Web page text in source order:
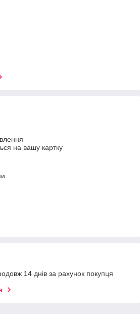
на вашу картку
14 днів за рахунок покупця